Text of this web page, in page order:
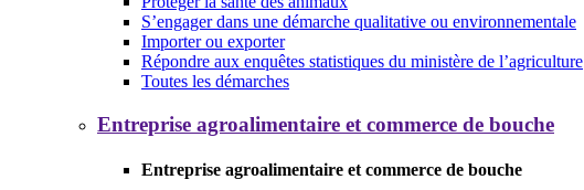
S’engager dans une démarche qualitative ou environnementale
Importer ou exporter
Répondre aux enquêtes statistiques du ministère de l’agriculture
Toutes les démarches
Entreprise agroalimentaire et commerce de bouche
Entreprise agroalimentaire et commerce de bouche